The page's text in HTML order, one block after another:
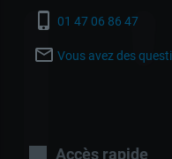
phone_iphone 01 47 06 86 47
mail_outline Vous avez des
Accès rapide